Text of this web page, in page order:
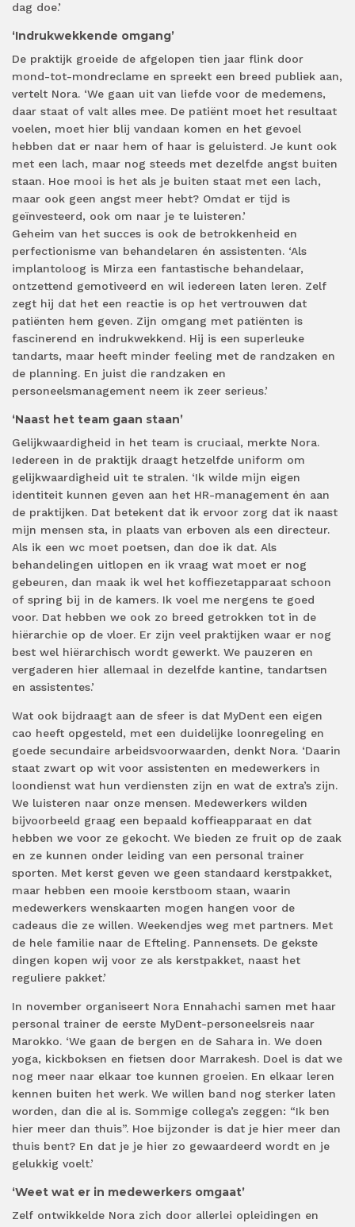
dag doe.’
‘Indrukwekkende omgang’
De praktijk groeide de afgelopen tien jaar flink door
mond-tot-mondreclame en spreekt een breed publiek aan,
vertelt Nora. ‘We gaan uit van liefde voor de medemens,
daar staat of valt alles mee. De patiënt moet het resultaat
voelen, moet hier blij vandaan komen en het gevoel
hebben dat er naar hem of haar is geluisterd. Je kunt ook
met een lach, maar nog steeds met dezelfde angst buiten
staan. Hoe mooi is het als je buiten staat met een lach,
maar ook geen angst meer hebt? Omdat er tijd is
geïnvesteerd, ook om naar je te luisteren.’
Geheim van het succes is ook de betrokkenheid en
perfectionisme van behandelaren én assistenten. ‘Als
implantoloog is Mirza een fantastische behandelaar,
ontzettend gemotiveerd en wil iedereen laten leren. Zelf
zegt hij dat het een reactie is op het vertrouwen dat
patiënten hem geven. Zijn omgang met patiënten is
fascinerend en indrukwekkend. Hij is een superleuke
tandarts, maar heeft minder feeling met de randzaken en
de planning. En juist die randzaken en
personeelsmanagement neem ik zeer serieus.’
‘Naast het team gaan staan’
Gelijkwaardigheid in het team is cruciaal, merkte Nora.
Iedereen in de praktijk draagt hetzelfde uniform om
gelijkwaardigheid uit te stralen. ‘Ik wilde mijn eigen
identiteit kunnen geven aan het HR-management én aan
de praktijken. Dat betekent dat ik ervoor zorg dat ik naast
mijn mensen sta, in plaats van erboven als een directeur.
Als ik een wc moet poetsen, dan doe ik dat. Als
behandelingen uitlopen en ik vraag wat moet er nog
gebeuren, dan maak ik wel het koffiezetapparaat schoon
of spring bij in de kamers. Ik voel me nergens te goed
voor. Dat hebben we ook zo breed getrokken tot in de
hiërarchie op de vloer. Er zijn veel praktijken waar er nog
best wel hiërarchisch wordt gewerkt. We pauzeren en
vergaderen hier allemaal in dezelfde kantine, tandartsen
en assistentes.’
Wat ook bijdraagt aan de sfeer is dat MyDent een eigen
cao heeft opgesteld, met een duidelijke loonregeling en
goede secundaire arbeidsvoorwaarden, denkt Nora. ‘Daarin
staat zwart op wit voor assistenten en medewerkers in
loondienst wat hun verdiensten zijn en wat de extra’s zijn.
We luisteren naar onze mensen. Medewerkers wilden
bijvoorbeeld graag een bepaald koffieapparaat en dat
hebben we voor ze gekocht. We bieden ze fruit op de zaak
en ze kunnen onder leiding van een personal trainer
sporten. Met kerst geven we geen standaard kerstpakket,
maar hebben een mooie kerstboom staan, waarin
medewerkers wenskaarten mogen hangen voor de
cadeaus die ze willen. Weekendjes weg met partners. Met
de hele familie naar de Efteling. Pannensets. De gekste
dingen kopen wij voor ze als kerstpakket, naast het
reguliere pakket.’
In november organiseert Nora Ennahachi samen met haar
personal trainer de eerste MyDent-personeelsreis naar
Marokko. ‘We gaan de bergen en de Sahara in. We doen
yoga, kickboksen en fietsen door Marrakesh. Doel is dat we
nog meer naar elkaar toe kunnen groeien. En elkaar leren
kennen buiten het werk. We willen band nog sterker laten
worden, dan die al is. Sommige collega’s zeggen: “Ik ben
hier meer dan thuis”. Hoe bijzonder is dat je hier meer dan
thuis bent? En dat je je hier zo gewaardeerd wordt en je
gelukkig voelt.’
‘Weet wat er in medewerkers omgaat’
Zelf ontwikkelde Nora zich door allerlei opleidingen en